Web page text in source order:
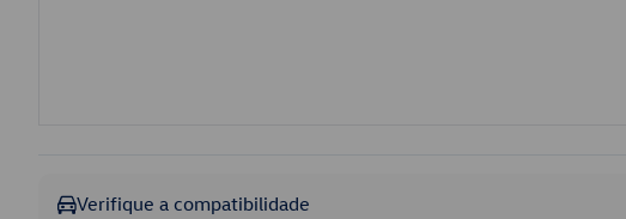
Verifique a compatibilidade